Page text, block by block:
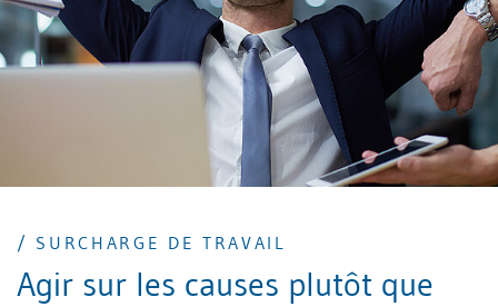
/ SURCHARGE DE TRAVAIL
Agir sur les causes plutôt que